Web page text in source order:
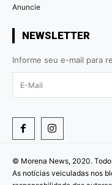
Anuncie
NEWSLETTER
Informe seu e-mail para
© Morena News, 2020.
As notícias veiculadas nos